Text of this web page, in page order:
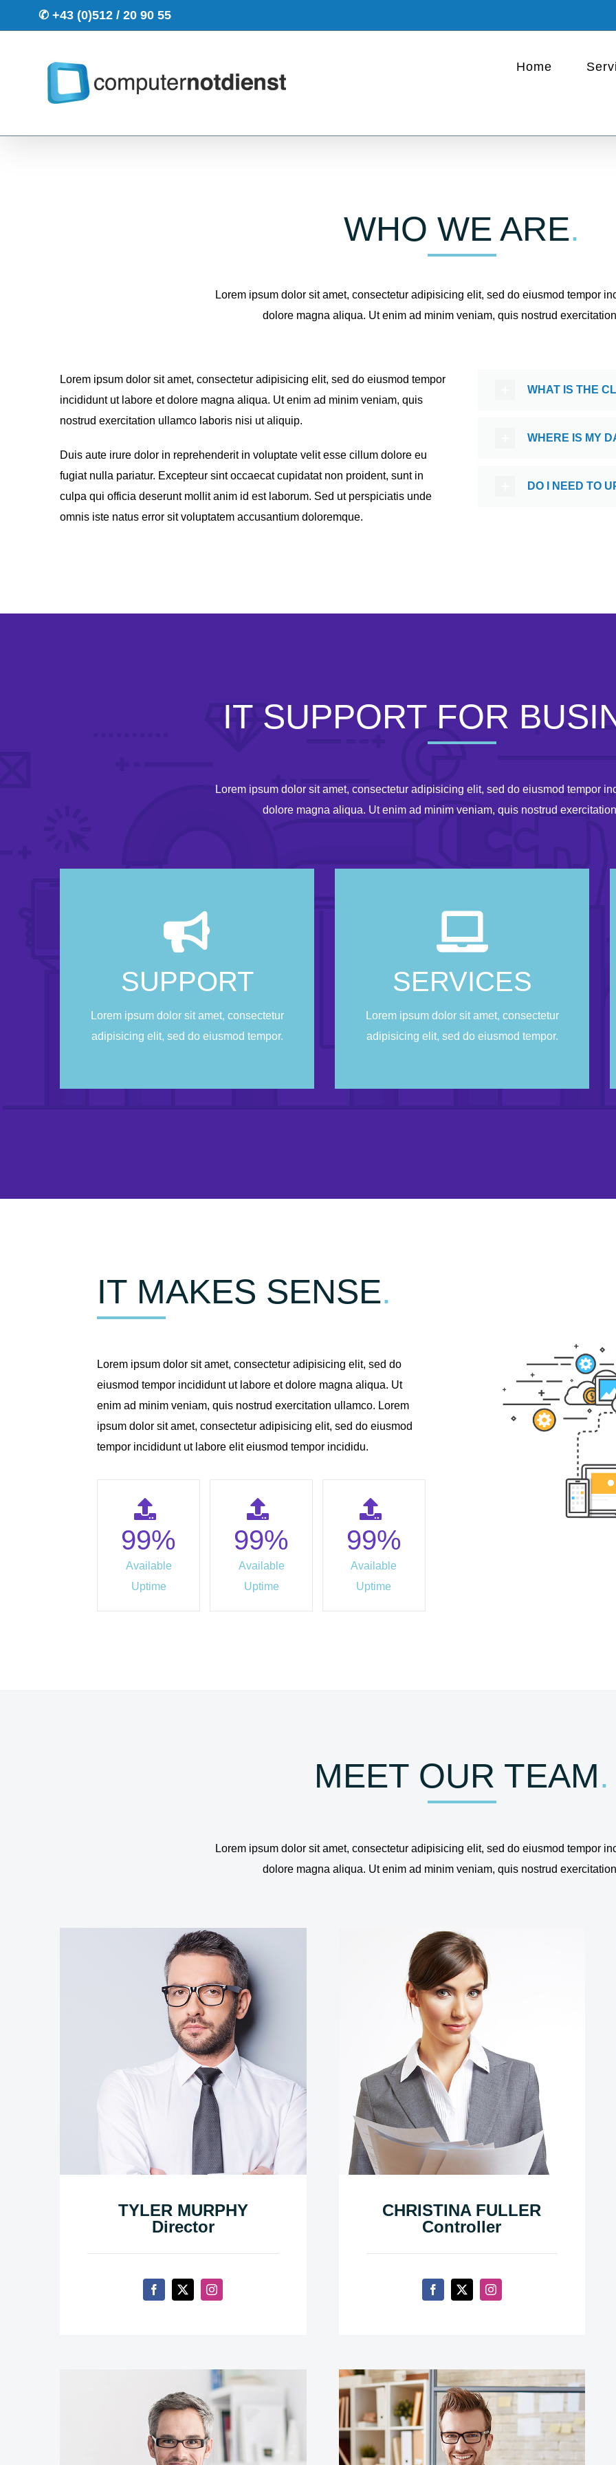
Inhalt
✆ +43 (0)512 / 20 90 55
Home
WHO WE ARE.
Lorem ipsum dolor sit amet, consectetur adipisicing elit, sed do eiusmod tempor
dolore magna aliqua. Ut enim ad minim veniam, quis nostrud
Lorem ipsum dolor sit amet, consectetur adipisicing elit, sed do eiusmod tempor
incididunt ut labore et dolore magna aliqua. Ut enim ad minim veniam, quis
nostrud exercitation ullamco laboris nisi ut aliquip.
Duis aute irure dolor in reprehenderit in voluptate velit esse cillum dolore eu
fugiat nulla pariatur. Excepteur sint occaecat cupidatat non proident, sunt in
culpa qui officia deserunt mollit anim id est laborum. Sed ut perspiciatis unde
omnis iste natus error sit voluptatem accusantium doloremque.
WHAT IS THE
WHERE IS MY
DO I NEED TO
IT SUPPORT FOR
Lorem ipsum dolor sit amet, consectetur adipisicing elit, sed do eiusmod tempor
dolore magna aliqua. Ut enim ad minim veniam, quis nostrud
SUPPORT
Lorem ipsum dolor sit amet, consectetur
adipisicing elit, sed do eiusmod tempor.
Always There For
You
Lorem ipsum dolor sit amet, consectetur
CONTACT US
SERVICES
Lorem ipsum dolor sit amet, consectetur
adipisicing elit, sed do eiusmod tempor.
Taking Care of
Business
Lorem ipsum dolor sit amet, consectetur
CONTACT US
IT MAKES SENSE.
Lorem ipsum dolor sit amet, consectetur adipisicing elit, sed do
eiusmod tempor incididunt ut labore et dolore magna aliqua. Ut
enim ad minim veniam, quis nostrud exercitation ullamco. Lorem
ipsum dolor sit amet, consectetur adipisicing elit, sed do eiusmod
tempor incididunt ut labore elit eiusmod tempor incididu.
99%
Available
Uptime
99%
Available
Uptime
99%
Available
Uptime
MEET OUR TEAM.
Lorem ipsum dolor sit amet, consectetur adipisicing elit, sed do eiusmod tempor
dolore magna aliqua. Ut enim ad minim veniam, quis nostrud
TYLER MURPHY
Director
CHRISTINA FULLER
Controller